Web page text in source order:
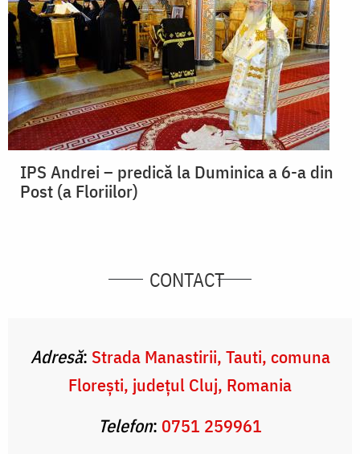
IPS Andrei – predică la Duminica a 6-a din
Post (a Floriilor)
CONTACT
Adresă: Strada Manastirii, Tauti, comuna
Florești, județul Cluj, Romania
Telefon: 0751 259961